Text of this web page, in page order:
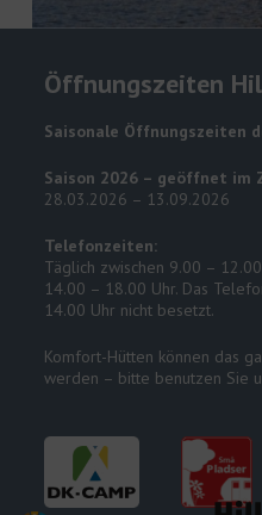
Öffnungszeiten
Saisonale Öffnungszeiten
Saison 2026 – geöffnet im
28.03.2026 – 13.09.2026
Telefonzeiten:
Täglich zwischen 9.00 –
14.00 – 18.00 Uhr. Das
14.00 Uhr nicht besetzt.
Komfort-Hütten können das
werden – bitte benutzen Sie